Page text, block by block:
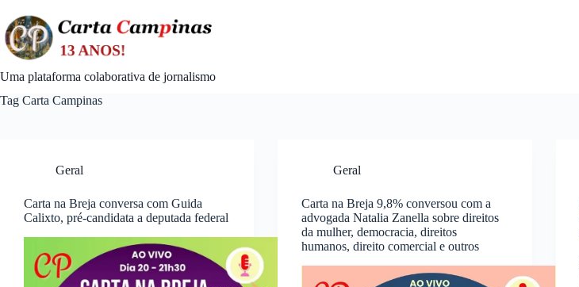
content
Uma plataforma colaborativa de jornalismo
Tag Carta Campinas
Geral
Carta na Breja conversa com Guida
Calixto, pré-candidata a deputada federal
Geral
Carta na Breja 9,8% conversou com a
advogada Natalia Zanella sobre direitos
da mulher, democracia, direitos
humanos, direito comercial e outros